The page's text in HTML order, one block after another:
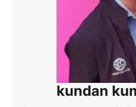
kundan